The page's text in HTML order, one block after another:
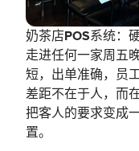
奶茶店POS系统：
走进任何一家周五
短，出单准确，员
差距不在于人，而
把客人的要求变成
置。